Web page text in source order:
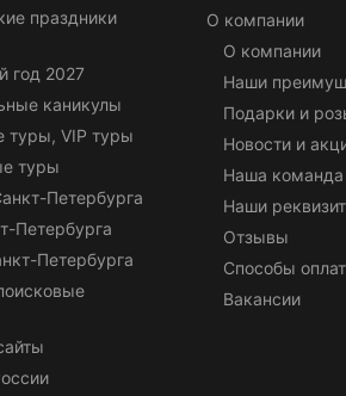
праздники
год 2027
каникулы
туры, VIP туры
туры
Петербурга
Петербурга
Петербурга
О компании
О компании
Наши
Подарки и
Новости и
Наша команда
Наши
Отзывы
Способы
Вакансии